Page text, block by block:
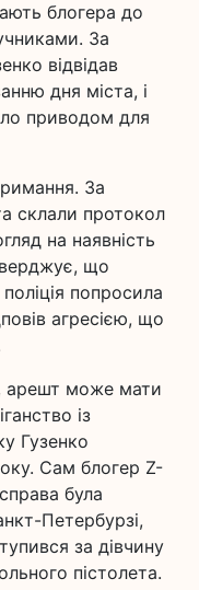
блогера до
За
відвідав
дня міста, і
приводом для
За
склали протокол
на наявність
що
попросила
агресією, що
арешт може мати
із
Гузенко
Сам блогер Z-
була
Петербурзі,
за дівчину
пістолета.